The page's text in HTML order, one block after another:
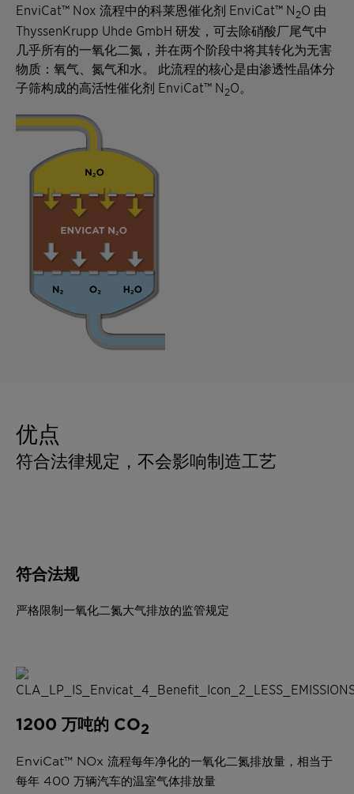
EnviCat™ Nox 流程中的科莱恩催化剂 EnviCat™ N2O 由
ThyssenKrupp Uhde GmbH 研发，可去除硝酸厂尾气中
几乎所有的一氧化二氮，并在两个阶段中将其转化为无害
物质：氧气、氮气和水。 此流程的核心是由渗透性晶体分
子筛构成的高活性催化剂 EnviCat™ N2O。
优点
符合法律规定，不会影响制造工艺
符合法规
严格限制一氧化二氮大气排放的监管规定
1200 万吨的 CO2
EnviCat™ NOx 流程每年净化的一氧化二氮排放量，相当于
每年 400 万辆汽车的温室气体排放量